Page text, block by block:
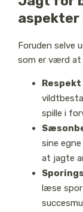
aspekter
Foruden selve
som er værd at
spille i
sine
at jagte
læse spor